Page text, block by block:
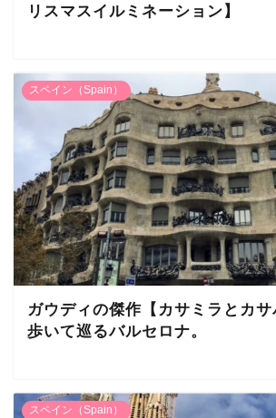
リスマスイルミネーション】
スペイン（Spain）
ガウディの傑作【カサミラとカ
歩いて巡るバルセロナ。
スペイン（Spain）